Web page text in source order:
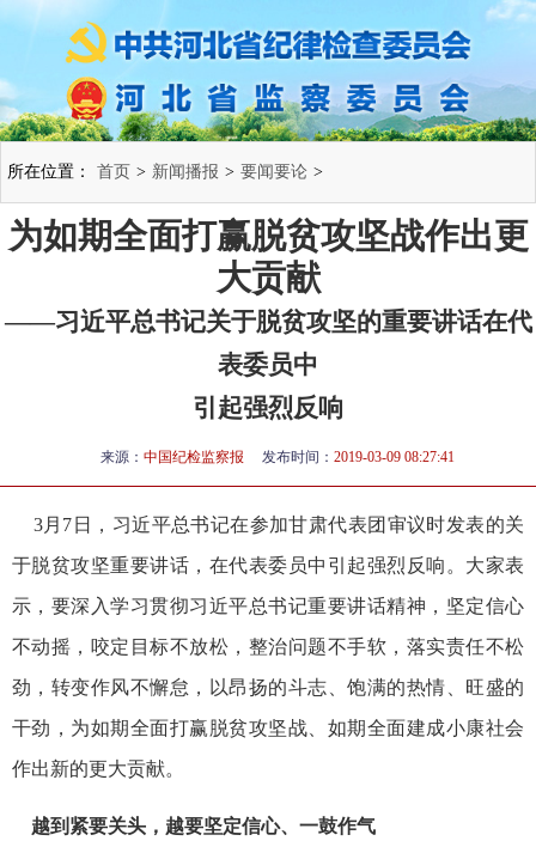
所在位置： 首页 > 新闻播报 > 要闻要论 >
为如期全面打赢脱贫攻坚战作出更
大贡献
——习近平总书记关于脱贫攻坚的重要讲话在代
表委员中
引起强烈反响
来源： 中国纪检监察报 发布时间： 2019-03-09 08:27:41
3月7日，习近平总书记在参加甘肃代表团审议时发表的关
于脱贫攻坚重要讲话，在代表委员中引起强烈反响。大家表
示，要深入学习贯彻习近平总书记重要讲话精神，坚定信心
不动摇，咬定目标不放松，整治问题不手软，落实责任不松
劲，转变作风不懈怠，以昂扬的斗志、饱满的热情、旺盛的
干劲，为如期全面打赢脱贫攻坚战、如期全面建成小康社会
作出新的更大贡献。
越到紧要关头，越要坚定信心、一鼓作气